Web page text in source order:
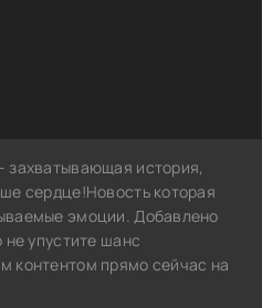
захватывающая история,
сердце!Новость которая
эмоции. Добавлено
упустите шанс
контентом прямо сейчас на